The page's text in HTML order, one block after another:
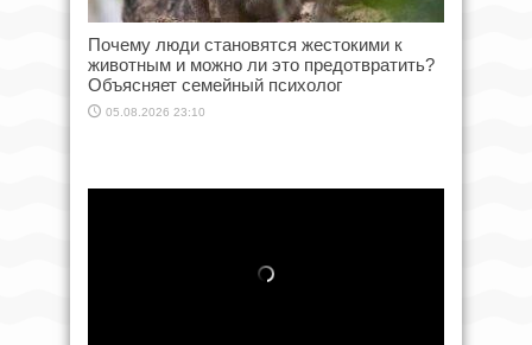
Почему люди становятся жестокими к
животным и можно ли это предотвратить?
Объясняет семейный психолог
05.08.2026 23:10